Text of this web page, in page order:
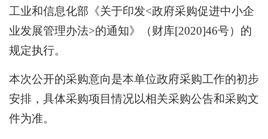
工业和信息化部《关于印发<政府采购促进中小企
业发展管理办法>的通知》（财库[2020]46号）的
规定执行。
本次公开的采购意向是本单位政府采购工作的初步
安排，具体采购项目情况以相关采购公告和采购文
件为准。